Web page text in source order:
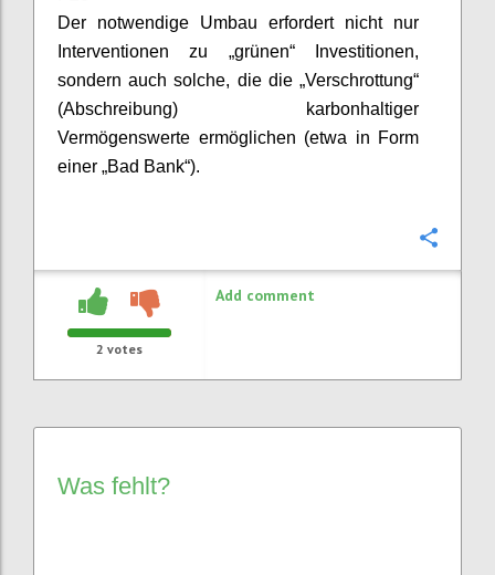
Der notwendige Umbau erfordert nicht nur
Interventionen zu „grünen“ Investitionen,
sondern auch solche, die die „Verschrottung“
(Abschreibung) karbonhaltiger
Vermögenswerte ermöglichen (etwa in Form
einer „Bad Bank“).
2 votes
Add comment
Was fehlt?